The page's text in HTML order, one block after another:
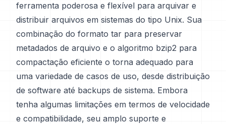
ferramenta poderosa e flexível para arquivar e
distribuir arquivos em sistemas do tipo Unix. Sua
combinação do formato tar para preservar
metadados de arquivo e o algoritmo bzip2 para
compactação eficiente o torna adequado para
uma variedade de casos de uso, desde distribuição
de software até backups de sistema. Embora
tenha algumas limitações em termos de velocidade
e compatibilidade, seu amplo suporte e